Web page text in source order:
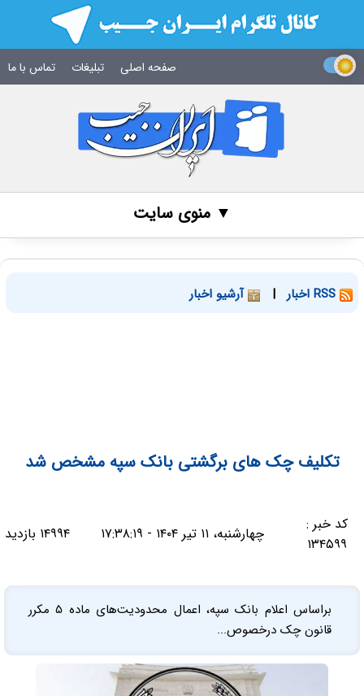
صفحه اصلی تبلیغات تماس با ما
▼ منوی سایت
| آرشیو اخبار
تکلیف چک های برگشتی بانک سپه مشخص شد
کد خبر :
۱۳۴۵۹۹
چهارشنبه، ۱۱ تیر ۱۴۰۴ - ۱۷:۳۸:۱۹ ۱۴۹۹۴ بازدید
براساس اعلام بانک سپه، اعمال محدودیت‌های ماده ۵ مکرر
قانون چک درخصوص...